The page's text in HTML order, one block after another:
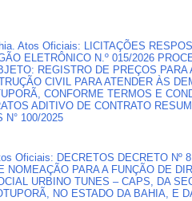
Atos Oficiais: LICITAÇÕES
ELETRÔNICO N.º 015/2026
REGISTRO DE PREÇOS PARA
CIVIL PARA ATENDER ÀS
CONFORME TERMOS E
ADITIVO DE CONTRATO
N° 100/2025
Oficiais: DECRETOS DECRETO Nº
NOMEAÇÃO PARA A FUNÇÃO DE
URBINO TUNES – CAPS, DA
NO ESTADO DA BAHIA, E